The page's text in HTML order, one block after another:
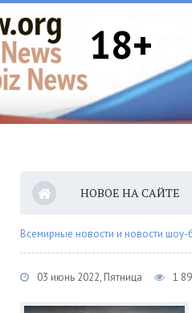
18+
НОВОЕ НА САЙТЕ
Всемирные новости и новости
03 июнь 2022, Пятница 1